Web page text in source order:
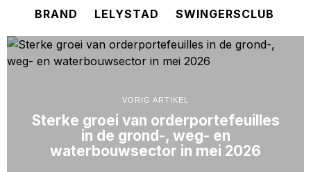
BRAND LELYSTAD SWINGERSCLUB
VORIG ARTIKEL
Sterke groei van orderportefeuilles
in de grond-, weg- en
waterbouwsector in mei 2026